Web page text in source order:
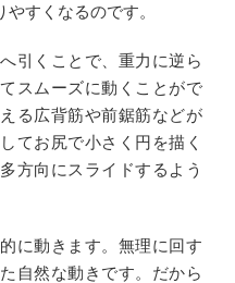
すくなるのです。
引くことで、重力に逆ら
スムーズに動くことがで
る広背筋や前鋸筋などが
てお尻で小さく円を描く
方向にスライドするよう
に動きます。無理に回す
自然な動きです。だから